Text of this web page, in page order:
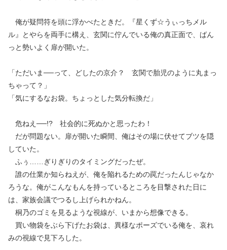
俺が疑問符を頭に浮かべたときだ。『星くず☆うぃっちメル
ル』とやらを両手に構え、玄関に佇んでいる俺の真正面で、ばん
っと勢いよく扉が開いた。
「ただいま──って、どしたの京介？ 玄関で胎児のように丸まっ
ちゃって？」
「気にするなお袋。ちょっとした気分転換だ」
危ねえ──!? 社会的に死ぬかと思ったわ！
だが問題ない。扉が開いた瞬間、俺はその場に伏せてブツを隠
していた。
ふぅ……ぎりぎりのタイミングだったぜ。
誰の仕業か知らねえが、俺を陥れるための罠だったんじゃなか
ろうな。俺がこんなもんを持っているところを目撃された日に
は、家族会議でつるし上げられかねん。
桐乃のゴミを見るような視線が、いまから想像できる。
買い物袋をぶら下げたお袋は、異様なポーズでいる俺を、哀れ
みの視線で見下ろした。